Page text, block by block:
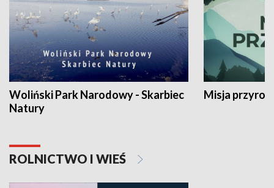
Woliński Park Narodowy - Skarbiec
Natury
Misja
ROLNICTWO I WIEŚ